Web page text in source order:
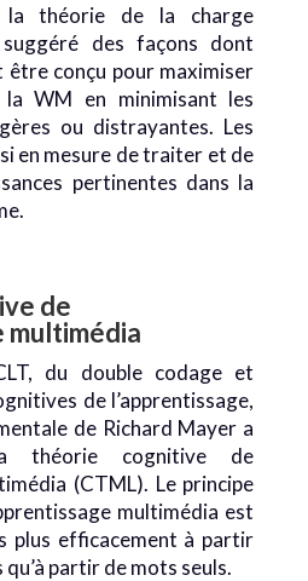
la théorie de la charge
des façons dont
être conçu pour maximiser
WM en minimisant les
ou distrayantes. Les
en mesure de traiter et de
pertinentes dans la
de
multimédia
du double codage et
de l’apprentissage,
de Richard Mayer a
théorie cognitive de
(CTML). Le principe
multimédia est
plus efficacement à partir
partir de mots seuls.